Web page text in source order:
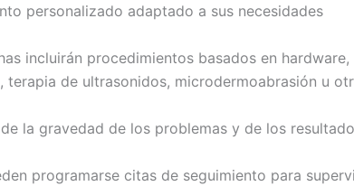
personalizado adaptado a sus necesidades
incluirán procedimientos basados en
de ultrasonidos, microdermoabrasión u
la gravedad de los problemas y de los
programarse citas de seguimiento para